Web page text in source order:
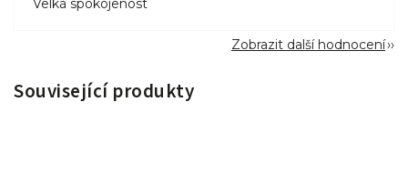
Velká spokojenost
Zobrazit další hodnocení
Související produkty